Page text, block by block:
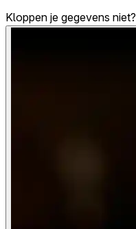
Kloppen je gegevens niet?